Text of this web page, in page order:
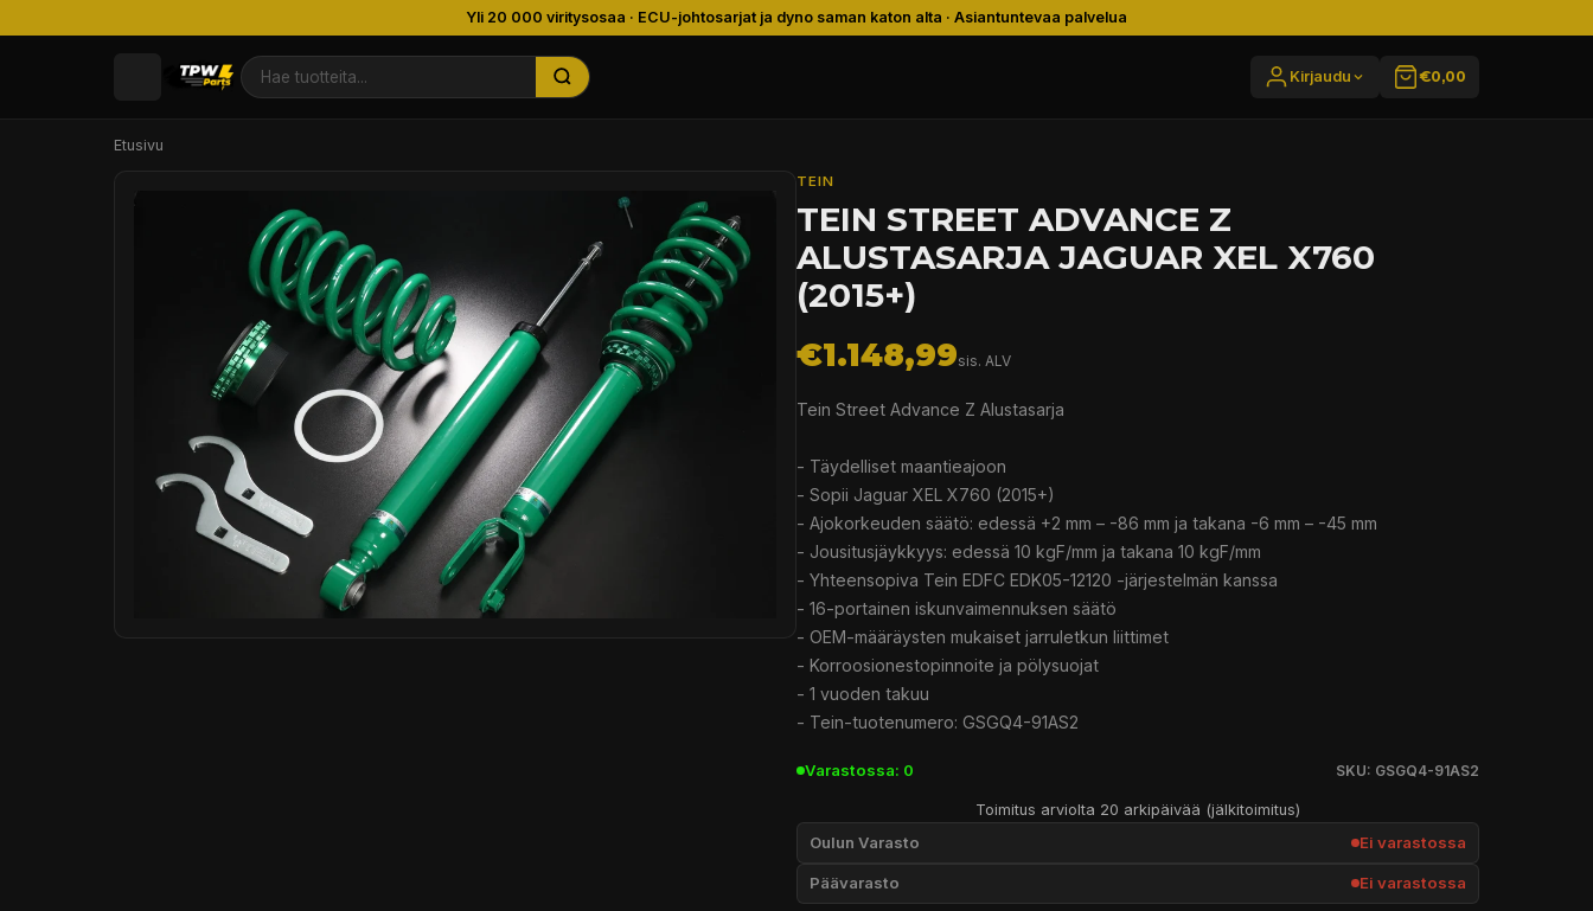
Yli 20 000 viritysosaa · ECU-johtosarjat ja dyno saman katon alta · Asiantuntevaa palvelua
Kirjaudu €0,00
Etusivu
TEIN
TEIN STREET ADVANCE Z
ALUSTASARJA JAGUAR XEL X760
(2015+)
€1.148,99sis. ALV
Tein Street Advance Z Alustasarja
- Täydelliset maantieajoon
- Sopii Jaguar XEL X760 (2015+)
- Ajokorkeuden säätö: edessä +2 mm – -86 mm ja takana -6 mm – -45 mm
- Jousitusjäykkyys: edessä 10 kgF/mm ja takana 10 kgF/mm
- Yhteensopiva Tein EDFC EDK05-12120 -järjestelmän kanssa
- 16-portainen iskunvaimennuksen säätö
- OEM-määräysten mukaiset jarruletkun liittimet
- Korroosionestopinnoite ja pölysuojat
- 1 vuoden takuu
- Tein-tuotenumero: GSGQ4-91AS2
Varastossa: 0 SKU: GSGQ4-91AS2
Toimitus arviolta 20 arkipäivää (jälkitoimitus)
Oulun Varasto Ei varastossa
Päävarasto Ei varastossa